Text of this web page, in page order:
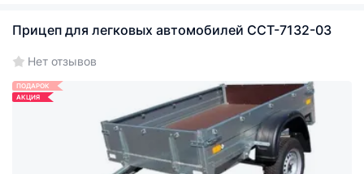
Прицеп для легковых автомобилей ССТ-7132-03
Нет отзывов
ПОДАРОК
АКЦИЯ